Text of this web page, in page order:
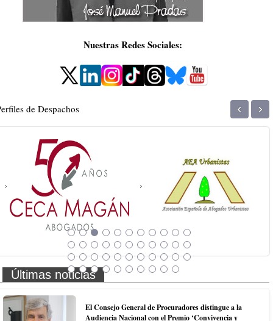
Nuestras Redes Sociales:
de Despachos ‹ ›
Últimas noticias
El Consejo General de Procuradores distingue a la
Audiencia Nacional con el Premio ‘Convivencia y